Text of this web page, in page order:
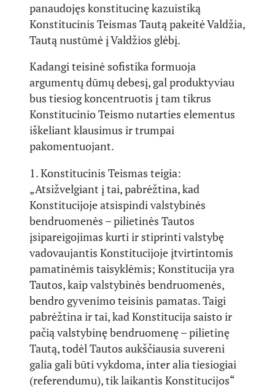
panaudojęs konstitucinę kazuistiką
Konstitucinis Teismas Tautą pakeitė Valdžia,
Tautą nustūmė į Valdžios glėbį.
Kadangi teisinė sofistika formuoja
argumentų dūmų debesį, gal produktyviau
bus tiesiog koncentruotis į tam tikrus
Konstitucinio Teismo nutarties elementus
iškeliant klausimus ir trumpai
pakomentuojant.
1. Konstitucinis Teismas teigia:
„Atsižvelgiant į tai, pabrėžtina, kad
Konstitucijoje atsispindi valstybinės
bendruomenės – pilietinės Tautos
įsipareigojimas kurti ir stiprinti valstybę
vadovaujantis Konstitucijoje įtvirtintomis
pamatinėmis taisyklėmis; Konstitucija yra
Tautos, kaip valstybinės bendruomenės,
bendro gyvenimo teisinis pamatas. Taigi
pabrėžtina ir tai, kad Konstitucija saisto ir
pačią valstybinę bendruomenę – pilietinę
Tautą, todėl Tautos aukščiausia suvereni
galia gali būti vykdoma, inter alia tiesiogiai
(referendumu), tik laikantis Konstitucijos“